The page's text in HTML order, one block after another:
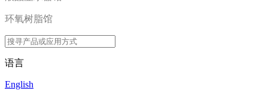
环氧树脂馆
语言
English